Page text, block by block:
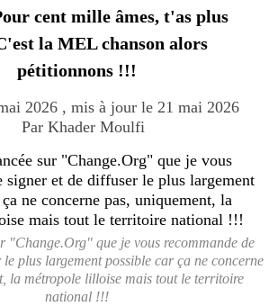
cent mille âmes, t'as plus
la MEL chanson alors
pétitionnons !!!
2026 , mis à jour le 21 mai 2026
Par Khader Moulfi
"Change.Org" que je vous recommande de
plus largement possible car ça ne concerne
la métropole lilloise mais tout le territoire
national !!!